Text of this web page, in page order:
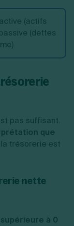
(actifs
(dettes
pas suffisant.
que
trésorerie est
nette
à 0